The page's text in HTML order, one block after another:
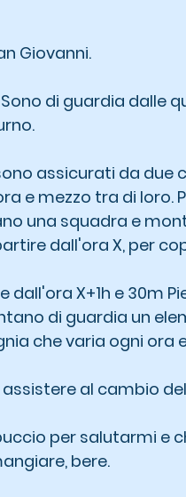
Giovanni.
di guardia dalle
assicurati da due
e mezzo tra di loro.
una squadra e
dall'ora X, per
dall'ora X+1h e 30m
di guardia un
che varia ogni ora
al cambio
per salutarmi e
bere.